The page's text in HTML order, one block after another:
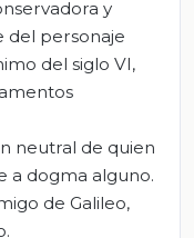
y
del personaje
del siglo VI,
neutral de quien
a dogma alguno.
de Galileo,